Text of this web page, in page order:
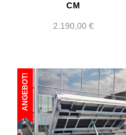
CM
2.190,00 €
ANGEBOT!